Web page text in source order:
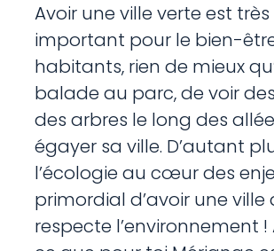
Avoir une ville verte est très
important pour le bien-
habitants, rien de mieux
balade au parc, de voir
des arbres le long des
égayer sa ville. D’autant
l’écologie au cœur des
primordial d’avoir une ville
respecte l’environnement !